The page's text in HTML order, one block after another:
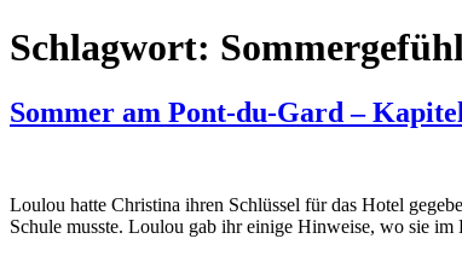
Schlagwort:
Sommer am Pont-du-Gard –
Loulou hatte Christina ihren Schlüssel für das Hotel
Schule musste. Loulou gab ihr einige Hinweise, wo sie